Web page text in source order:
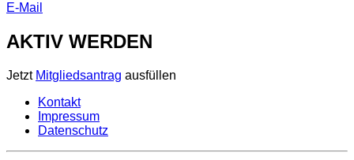
E-Mail
AKTIV WERDEN
Jetzt Mitgliedsantrag ausfüllen
Kontakt
Impressum
Datenschutz